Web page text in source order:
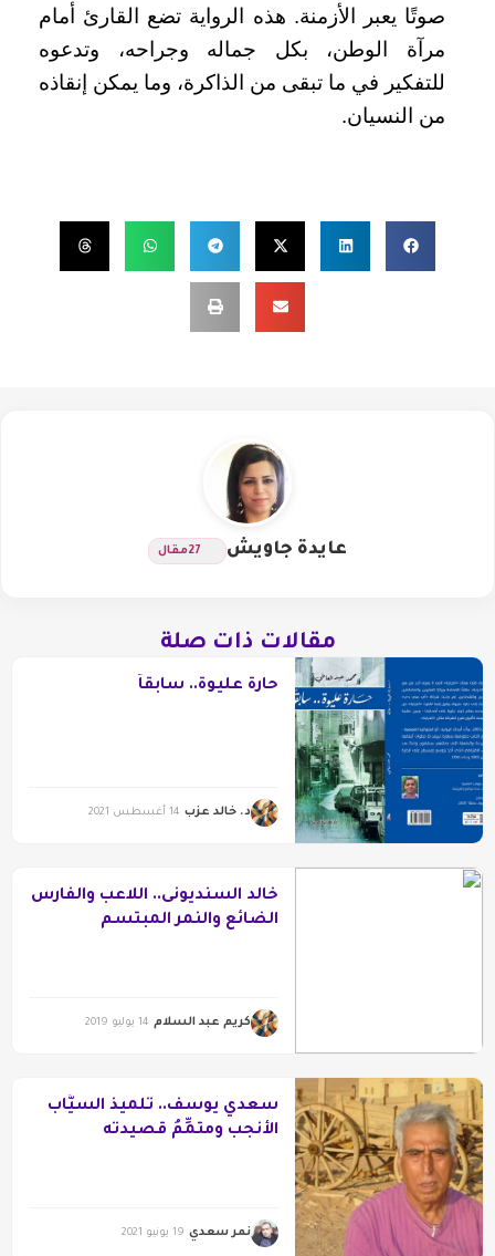
صوتًا يعبر الأزمنة. هذه الرواية تضع القارئ أمام
مرآة الوطن، بكل جماله وجراحه، وتدعوه
للتفكير في ما تبقى من الذاكرة، وما يمكن إنقاذه
من النسيان.
عايدة جاويش 27مقال
مقالات ذات صلة
حارة عليوة.. سابقاً
د. خالد عزب 14 أغسطس 2021
خالد السنديونى.. اللاعب والفارس
الضائع والنمر المبتسم
كريم عبد السلام 14 يوليو 2019
سعدي يوسف.. تلميذ السيَّاب
الأنجب ومتمِّمُ قصيدته
نمر سعدي 19 يونيو 2021